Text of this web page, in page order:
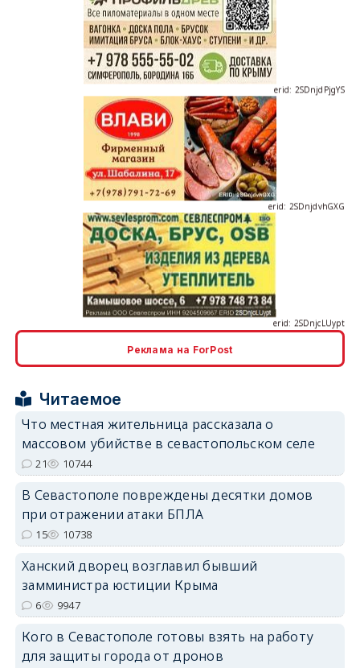
erid: 2SDnjdvhGXG
erid: 2SDnjdPjgYS
Реклама на ForPost
Читаемое
Что местная жительница рассказала о
массовом убийстве в севастопольском селе
21 10744
В Севастополе повреждены десятки домов
при отражении атаки БПЛА
15 10738
Ханский дворец возглавил бывший
замминистра юстиции Крыма
6 9947
Кого в Севастополе готовы взять на работу
для защиты города от дронов